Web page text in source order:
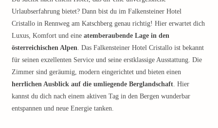
Urlaubserfahrung bietet? Dann bist du im Falkensteiner Hotel
Cristallo in Rennweg am Katschberg genau richtig! Hier erwartet dich
Luxus, Komfort und eine atemberaubende Lage in den
österreichischen Alpen. Das Falkensteiner Hotel Cristallo ist bekannt
für seinen exzellenten Service und seine erstklassige Ausstattung. Die
Zimmer sind geräumig, modern eingerichtet und bieten einen
herrlichen Ausblick auf die umliegende Berglandschaft. Hier
kannst du dich nach einem aktiven Tag in den Bergen wunderbar
entspannen und neue Energie tanken.